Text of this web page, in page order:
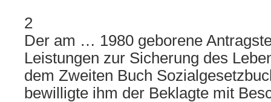
2
Der am … 1980 geborene
Leistungen zur Sicherung des
dem Zweiten Buch
bewilligte ihm der Beklagte mit